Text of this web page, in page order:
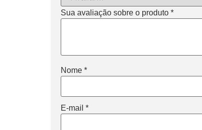
Sua avaliação sobre o produto *
Nome *
E-mail *